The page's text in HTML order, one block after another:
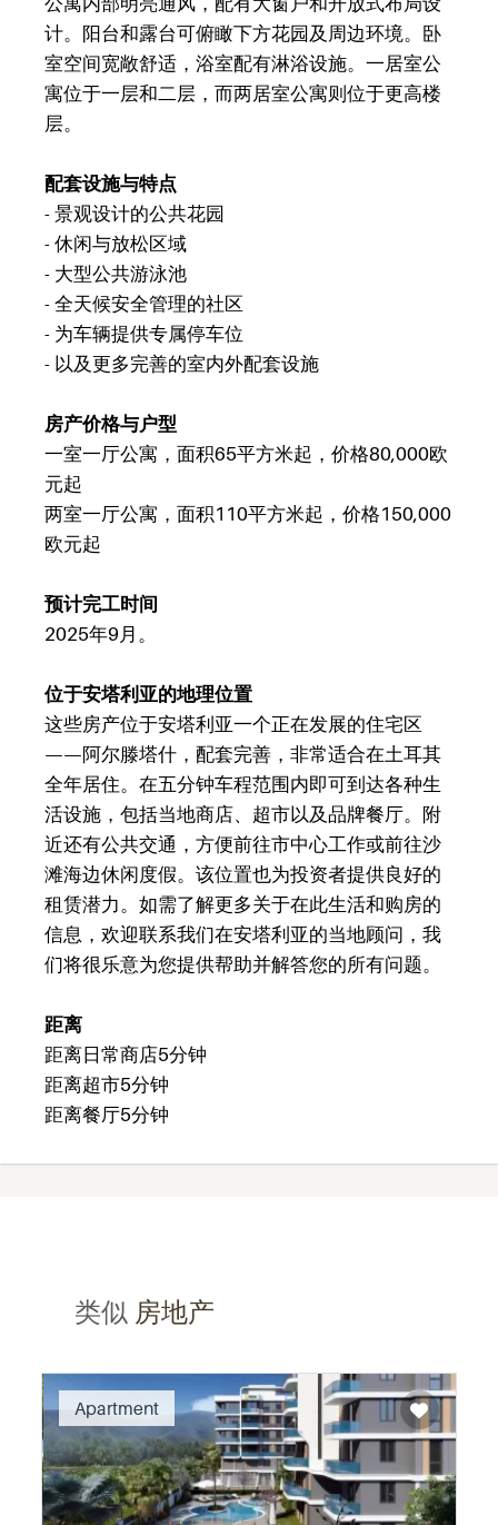
计。阳台和露台可俯瞰下方花园及周边环境。卧
室空间宽敞舒适，浴室配有淋浴设施。一居室公
寓位于一层和二层，而两居室公寓则位于更高楼
层。
配套设施与特点
- 景观设计的公共花园
- 休闲与放松区域
- 大型公共游泳池
- 全天候安全管理的社区
- 为车辆提供专属停车位
- 以及更多完善的室内外配套设施
房产价格与户型
一室一厅公寓，面积65平方米起，价格80,000欧
元起
两室一厅公寓，面积110平方米起，价格150,000
欧元起
预计完工时间
2025年9月。
位于安塔利亚的地理位置
这些房产位于安塔利亚一个正在发展的住宅区
——阿尔滕塔什，配套完善，非常适合在土耳其
全年居住。在五分钟车程范围内即可到达各种生
活设施，包括当地商店、超市以及品牌餐厅。附
近还有公共交通，方便前往市中心工作或前往沙
滩海边休闲度假。该位置也为投资者提供良好的
租赁潜力。如需了解更多关于在此生活和购房的
信息，欢迎联系我们在安塔利亚的当地顾问，我
们将很乐意为您提供帮助并解答您的所有问题。
距离
距离日常商店5分钟
距离超市5分钟
距离餐厅5分钟
类似 房地产
Apartment
Recommended